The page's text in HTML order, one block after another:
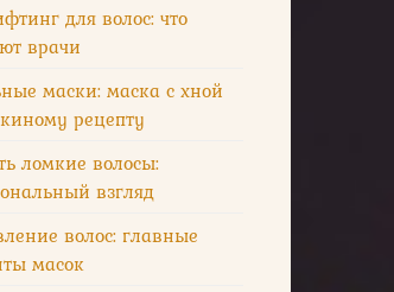
для волос: что
врачи
маски: маска с хной
рецепту
ломкие волосы:
взгляд
волос: главные
масок